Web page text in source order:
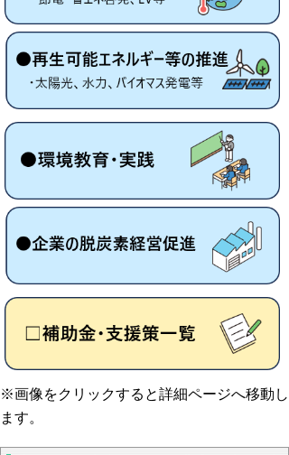
※画像をクリックすると詳細ページへ移動し
ます。